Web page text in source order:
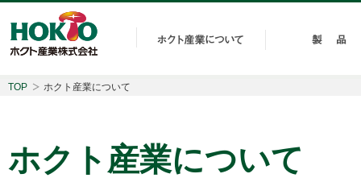
TOP ホクト産業について
ホクト産業について